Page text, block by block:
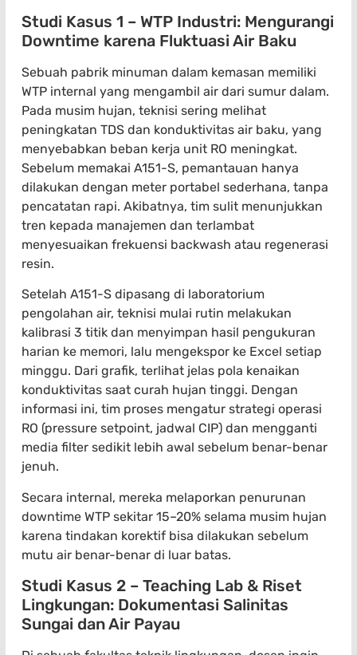
Studi Kasus 1 – WTP Industri: Mengurangi
Downtime karena Fluktuasi Air Baku
Sebuah pabrik minuman dalam kemasan memiliki
WTP internal yang mengambil air dari sumur dalam.
Pada musim hujan, teknisi sering melihat
peningkatan TDS dan konduktivitas air baku, yang
menyebabkan beban kerja unit RO meningkat.
Sebelum memakai A151-S, pemantauan hanya
dilakukan dengan meter portabel sederhana, tanpa
pencatatan rapi. Akibatnya, tim sulit menunjukkan
tren kepada manajemen dan terlambat
menyesuaikan frekuensi backwash atau regenerasi
resin.
Setelah A151-S dipasang di laboratorium
pengolahan air, teknisi mulai rutin melakukan
kalibrasi 3 titik dan menyimpan hasil pengukuran
harian ke memori, lalu mengekspor ke Excel setiap
minggu. Dari grafik, terlihat jelas pola kenaikan
konduktivitas saat curah hujan tinggi. Dengan
informasi ini, tim proses mengatur strategi operasi
RO (pressure setpoint, jadwal CIP) dan mengganti
media filter sedikit lebih awal sebelum benar-benar
jenuh.
Secara internal, mereka melaporkan penurunan
downtime WTP sekitar 15–20% selama musim hujan
karena tindakan korektif bisa dilakukan sebelum
mutu air benar-benar di luar batas.
Studi Kasus 2 – Teaching Lab & Riset
Lingkungan: Dokumentasi Salinitas
Sungai dan Air Payau